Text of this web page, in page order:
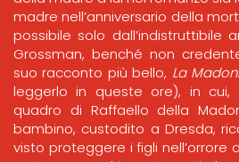
madre nell’anniversario della
possibile solo dall’indistruttibile
Grossman, benché non
suo racconto più bello, La
leggerlo in queste ore), in cui,
quadro di Raffaello della
bambino, custodito a Dresda,
visto proteggere i figli nell’orrore